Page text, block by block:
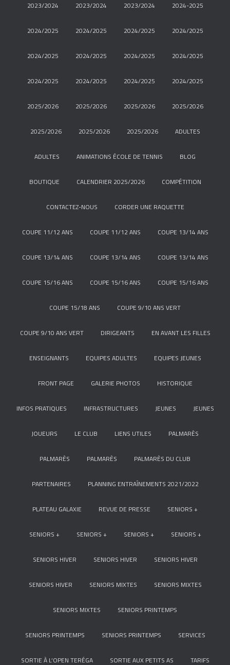
2023/2024 2023/2024 2023/2024 2024-2025
2024/2025 2024/2025 2024/2025 2024/2025
2024/2025 2024/2025 2024/2025 2024/2025
2024/2025 2024/2025 2024/2025 2024/2025
2025/2026 2025/2026 2025/2026 2025/2026
2025/2026 2025/2026 2025/2026 ADULTES
ADULTES ANIMATIONS ÉCOLE DE TENNIS BLOG
BOUTIQUE CALENDRIER 2025/2026 COMPÉTITION
CONTACTEZ-NOUS CORDER UNE RAQUETTE
COUPE 11/12 ANS COUPE 11/12 ANS COUPE 13/14 ANS
COUPE 13/14 ANS COUPE 13/14 ANS COUPE 13/14 ANS
COUPE 15/16 ANS COUPE 15/16 ANS COUPE 15/16 ANS
COUPE 15/18 ANS COUPE 9/10 ANS VERT
COUPE 9/10 ANS VERT DIRIGEANTS EN AVANT LES FILLES
ENSEIGNANTS EQUIPES ADULTES EQUIPES JEUNES
FRONT PAGE GALERIE PHOTOS HISTORIQUE
INFOS PRATIQUES INFRASTRUCTURES JEUNES JEUNES
JOUEURS LE CLUB LIENS UTILES PALMARÈS
PALMARÈS PALMARÈS PALMARÈS DU CLUB
PARTENAIRES PLANNING ENTRAÎNEMENTS 2021/2022
PLATEAU GALAXIE REVUE DE PRESSE SENIORS +
SENIORS + SENIORS + SENIORS + SENIORS +
SENIORS HIVER SENIORS HIVER SENIORS HIVER
SENIORS HIVER SENIORS MIXTES SENIORS MIXTES
SENIORS MIXTES SENIORS PRINTEMPS
SENIORS PRINTEMPS SENIORS PRINTEMPS SERVICES
SORTIE À L’OPEN TERÉGA SORTIE AUX PETITS AS TARIFS